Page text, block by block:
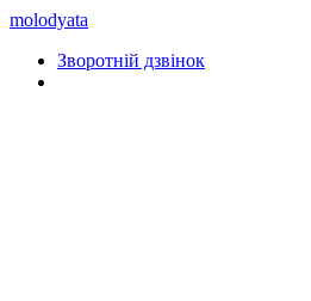
molodyata
Зворотній дзвінок